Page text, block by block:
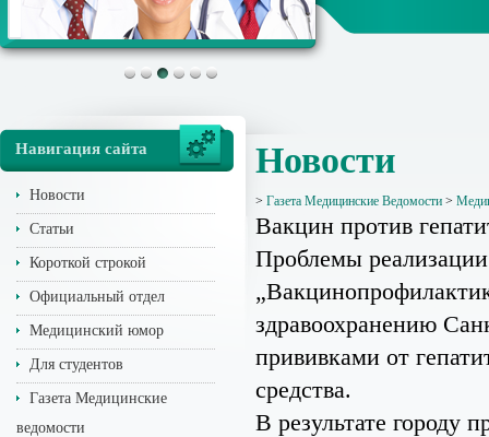
Навигация сайта
Новости
Статьи
Короткой строкой
Официальный отдел
Медицинский юмор
Для студентов
Газета Медицинские
ведомости
Новости
> Газета Медицинские Ведомости >
Вакцин против
Проблемы
здравоохранению
прививками от
средства.
В результате городу